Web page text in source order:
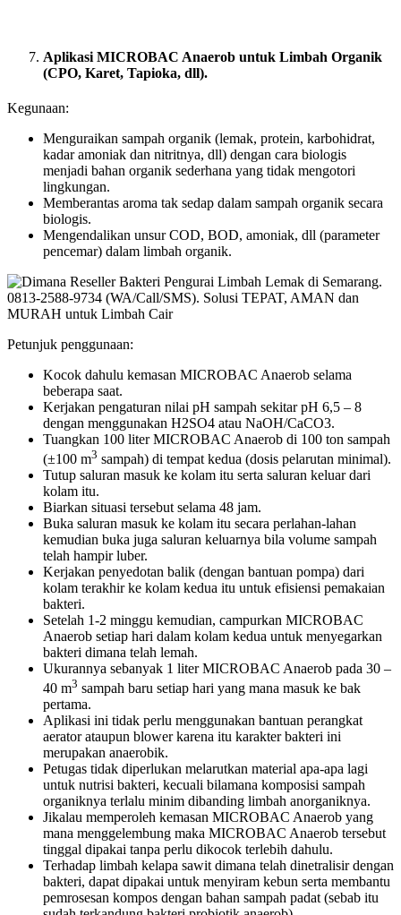
Aplikasi MICROBAC Anaerob untuk Limbah Organik
(CPO, Karet, Tapioka, dll).
Kegunaan:
Menguraikan sampah organik (lemak, protein, karbohidrat,
kadar amoniak dan nitritnya, dll) dengan cara biologis
menjadi bahan organik sederhana yang tidak mengotori
lingkungan.
Memberantas aroma tak sedap dalam sampah organik secara
biologis.
Mengendalikan unsur COD, BOD, amoniak, dll (parameter
pencemar) dalam limbah organik.
Petunjuk penggunaan:
Kocok dahulu kemasan MICROBAC Anaerob selama
beberapa saat.
Kerjakan pengaturan nilai pH sampah sekitar pH 6,5 – 8
dengan menggunakan H2SO4 atau NaOH/CaCO3.
Tuangkan 100 liter MICROBAC Anaerob di 100 ton sampah
(±100 m3 sampah) di tempat kedua (dosis pelarutan minimal).
Tutup saluran masuk ke kolam itu serta saluran keluar dari
kolam itu.
Biarkan situasi tersebut selama 48 jam.
Buka saluran masuk ke kolam itu secara perlahan-lahan
kemudian buka juga saluran keluarnya bila volume sampah
telah hampir luber.
Kerjakan penyedotan balik (dengan bantuan pompa) dari
kolam terakhir ke kolam kedua itu untuk efisiensi pemakaian
bakteri.
Setelah 1-2 minggu kemudian, campurkan MICROBAC
Anaerob setiap hari dalam kolam kedua untuk menyegarkan
bakteri dimana telah lemah.
Ukurannya sebanyak 1 liter MICROBAC Anaerob pada 30 –
40 m3 sampah baru setiap hari yang mana masuk ke bak
pertama.
Aplikasi ini tidak perlu menggunakan bantuan perangkat
aerator ataupun blower karena itu karakter bakteri ini
merupakan anaerobik.
Petugas tidak diperlukan melarutkan material apa-apa lagi
untuk nutrisi bakteri, kecuali bilamana komposisi sampah
organiknya terlalu minim dibanding limbah anorganiknya.
Jikalau memperoleh kemasan MICROBAC Anaerob yang
mana menggelembung maka MICROBAC Anaerob tersebut
tinggal dipakai tanpa perlu dikocok terlebih dahulu.
Terhadap limbah kelapa sawit dimana telah dinetralisir dengan
bakteri, dapat dipakai untuk menyiram kebun serta membantu
pemrosesan kompos dengan bahan sampah padat (sebab itu